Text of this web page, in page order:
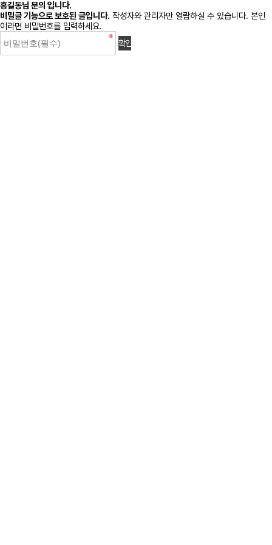
홍길동님 문의 입니다.
비밀글 기능으로 보호된 글입니다. 작성자와 관리자만 열람하실 수 있습니다. 본인
이라면 비밀번호를 입력하세요.